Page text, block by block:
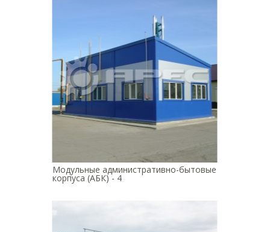
Модульные административно-бытовые
корпуса (АБК) - 4